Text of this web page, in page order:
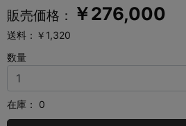
販売価格： ￥276,000
送料：￥1,320
数量
在庫： 0